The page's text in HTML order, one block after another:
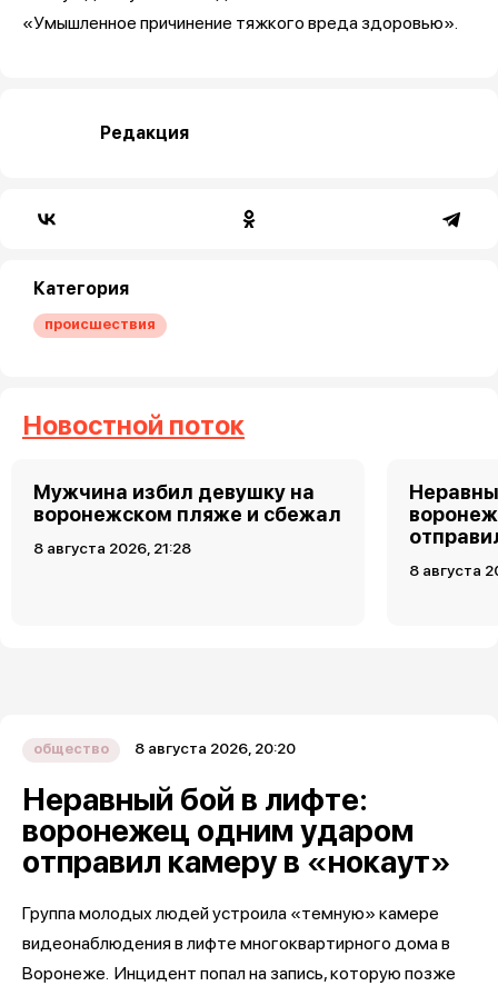
«Умышленное причинение тяжкого вреда здоровью».
Редакция
Категория
происшествия
Новостной поток
Мужчина избил девушку на
воронежском пляже и сбежал
8 августа 2026, 21:28
8 августа
общество 8 августа 2026, 20:20
Неравный бой в лифте:
воронежец одним ударом
отправил камеру в «нокаут»
Группа молодых людей устроила «темную» камере
видеонаблюдения в лифте многоквартирного дома в
Воронеже. Инцидент попал на запись, которую позже